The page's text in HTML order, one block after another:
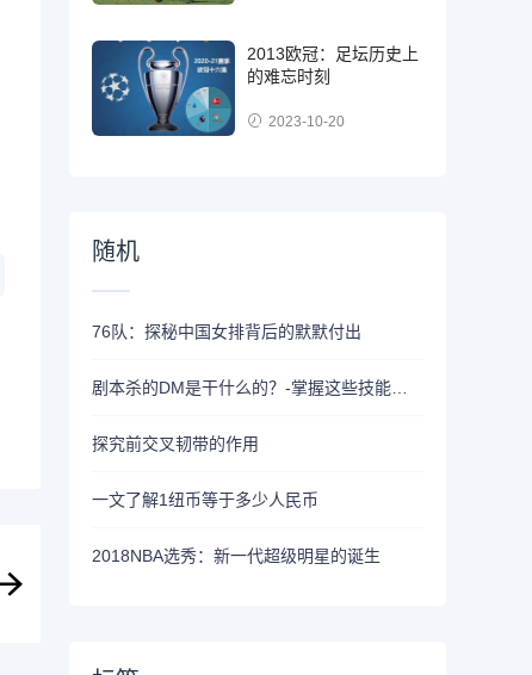
2013欧冠：足坛历史上
的难忘时刻
2023-10-20
随机
76队：探秘中国女排背后的默默付出
探究前交叉韧带的作用
一文了解1纽币等于多少人民币
2018NBA选秀：新一代超级明星的诞生